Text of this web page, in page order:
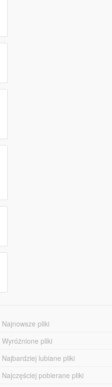
Najnowsze pliki
Wyróżnione pliki
Najbardziej lubiane pliki
Najczęściej pobierane pliki